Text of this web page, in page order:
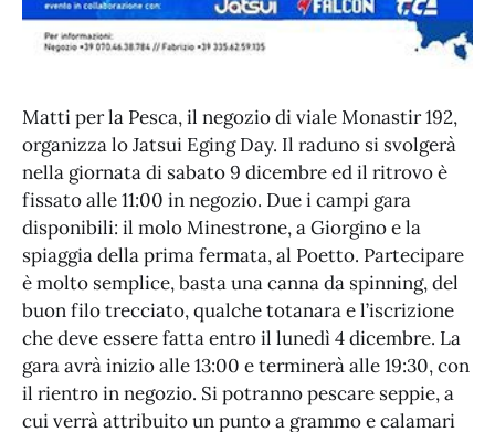
Matti per la Pesca, il negozio di viale Monastir 192,
organizza lo Jatsui Eging Day. Il raduno si svolgerà
nella giornata di sabato 9 dicembre ed il ritrovo è
fissato alle 11:00 in negozio. Due i campi gara
disponibili: il molo Minestrone, a Giorgino e la
spiaggia della prima fermata, al Poetto. Partecipare
è molto semplice, basta una canna da spinning, del
buon filo trecciato, qualche totanara e l’iscrizione
che deve essere fatta entro il lunedì 4 dicembre. La
gara avrà inizio alle 13:00 e terminerà alle 19:30, con
il rientro in negozio. Si potranno pescare seppie, a
cui verrà attribuito un punto a grammo e calamari